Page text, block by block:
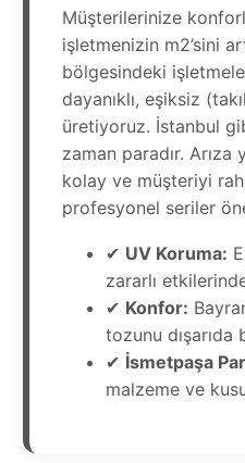
Müşterilerinize
işletmenizin m2’sini
bölgesindeki
dayanıklı, eşiksiz
üretiyoruz. İstanbul
zaman paradır. Arıza
kolay ve müşteriyi
profesyonel seriler
✔ UV Koruma:
zararlı
✔ Konfor:
tozunu dışarıda
✔ İsmetpaşa
malzeme ve